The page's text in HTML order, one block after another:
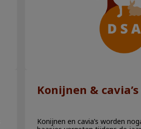
Konijnen &
Konijnen en cavia’s worden